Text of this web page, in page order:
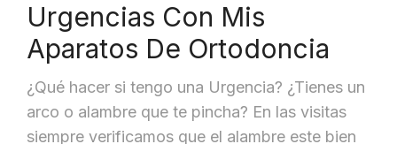
Urgencias Con Mis
Aparatos De Ortodoncia
¿Qué hacer si tengo una Urgencia? ¿Tienes un
arco o alambre que te pincha? En las visitas
siempre verificamos que el alambre este bien